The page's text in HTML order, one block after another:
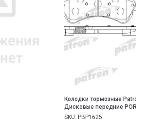
Колодки тормозные Patron
Дисковые передние
CAYENNE 02-, VW: TOUAREG
SKU: PBP1625